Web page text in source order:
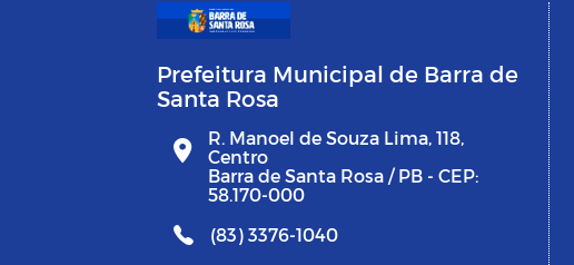
Prefeitura Municipal de Barra de
Santa Rosa
R. Manoel de Souza Lima, 118,
Centro
Barra de Santa Rosa / PB - CEP:
58.170-000
(83) 3376-1040